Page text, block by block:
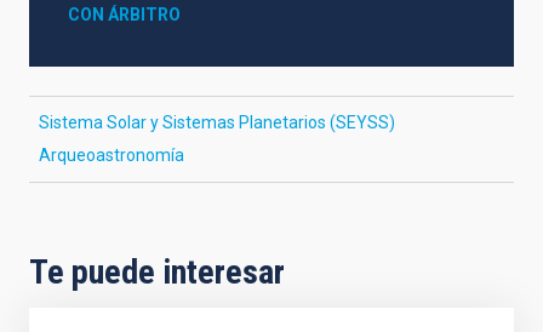
CON ÁRBITRO
Sistema Solar y Sistemas Planetarios (SEYSS)
Arqueoastronomía
Te puede interesar